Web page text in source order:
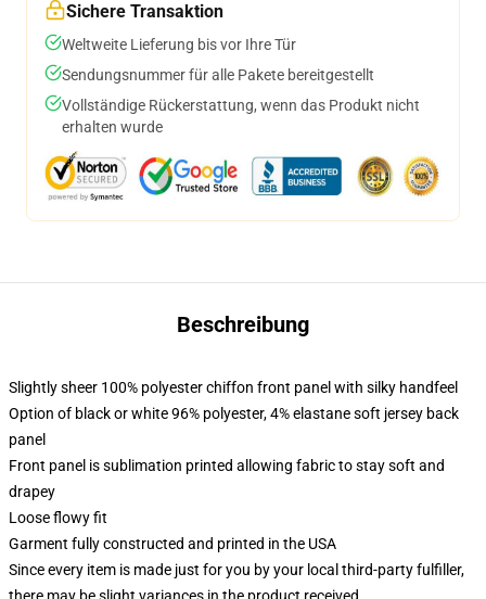
Sichere Transaktion
Weltweite Lieferung bis vor Ihre Tür
Sendungsnummer für alle Pakete bereitgestellt
Vollständige Rückerstattung, wenn das Produkt nicht
erhalten wurde
Beschreibung
Slightly sheer 100% polyester chiffon front panel with silky handfeel
Option of black or white 96% polyester, 4% elastane soft jersey back
panel
Front panel is sublimation printed allowing fabric to stay soft and
drapey
Loose flowy fit
Garment fully constructed and printed in the USA
Since every item is made just for you by your local third-party fulfiller,